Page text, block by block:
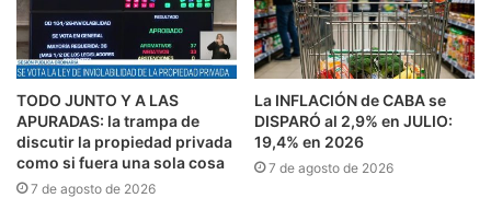
TODO JUNTO Y A LAS
APURADAS: la trampa de
discutir la propiedad privada
como si fuera una sola cosa
7 de agosto de 2026
La INFLACIÓN de CABA se
DISPARÓ al 2,9% en JULIO:
19,4% en 2026
7 de agosto de 2026